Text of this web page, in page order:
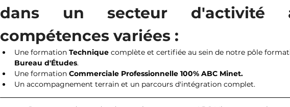
dans un secteur d'activité
compétences variées :
Une formation Technique complète et certifiée au sein de notre pôle
Bureau d'Études.
Une formation Commerciale Professionnelle 100% ABC Minet.
Un accompagnement terrain et un parcours d'intégration complet.